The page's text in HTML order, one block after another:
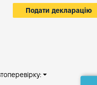
Подати декларацію